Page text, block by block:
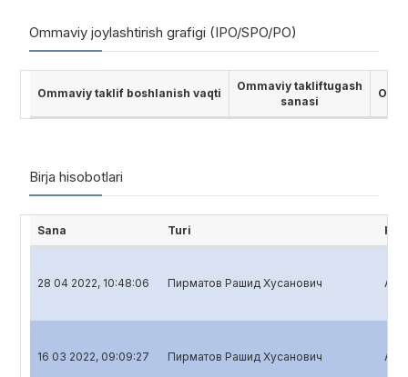
Ommaviy joylashtirish grafigi (IPO/SPO/PO)
Ommaviy taklif boshlanish vaqti
Ommaviy takliftugash
sanasi
Birja hisobotlari
Sana Turi
28 04 2022, 10:48:06 Пирматов Рашид Хусанович
16 03 2022, 09:09:27 Пирматов Рашид Хусанович